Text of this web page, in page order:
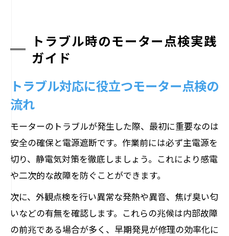
トラブル時のモーター点検実践
ガイド
トラブル対応に役立つモーター点検の
流れ
モーターのトラブルが発生した際、最初に重要なのは
安全の確保と電源遮断です。作業前には必ず主電源を
切り、静電気対策を徹底しましょう。これにより感電
や二次的な故障を防ぐことができます。
次に、外観点検を行い異常な発熱や異音、焦げ臭い匂
いなどの有無を確認します。これらの兆候は内部故障
の前兆である場合が多く、早期発見が修理の効率化に